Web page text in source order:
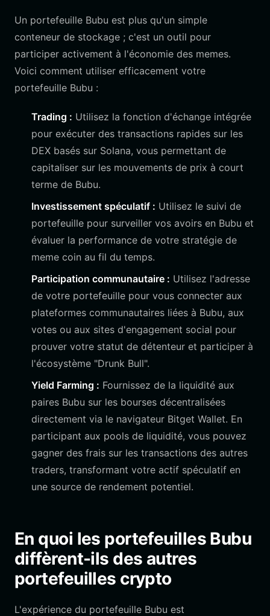
Un portefeuille Bubu est plus qu'un simple
conteneur de stockage ; c'est un outil pour
participer activement à l'économie des memes.
Voici comment utiliser efficacement votre
portefeuille Bubu :
Trading : Utilisez la fonction d'échange intégrée
pour exécuter des transactions rapides sur les
DEX basés sur Solana, vous permettant de
capitaliser sur les mouvements de prix à court
terme de Bubu.
Investissement spéculatif : Utilisez le suivi de
portefeuille pour surveiller vos avoirs en Bubu et
évaluer la performance de votre stratégie de
meme coin au fil du temps.
Participation communautaire : Utilisez l'adresse
de votre portefeuille pour vous connecter aux
plateformes communautaires liées à Bubu, aux
votes ou aux sites d'engagement social pour
prouver votre statut de détenteur et participer à
l'écosystème "Drunk Bull".
Yield Farming : Fournissez de la liquidité aux
paires Bubu sur les bourses décentralisées
directement via le navigateur Bitget Wallet. En
participant aux pools de liquidité, vous pouvez
gagner des frais sur les transactions des autres
traders, transformant votre actif spéculatif en
une source de rendement potentiel.
En quoi les portefeuilles Bubu
diffèrent-ils des autres
portefeuilles crypto
L'expérience du portefeuille Bubu est